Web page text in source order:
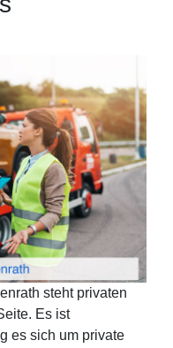
steht privaten
Es ist
es sich um private